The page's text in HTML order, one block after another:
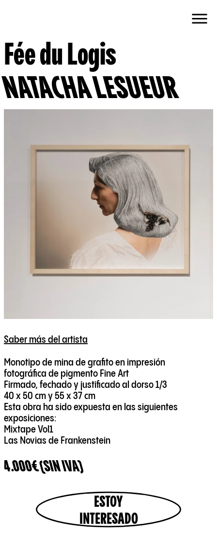
Fée du Logis
NATACHA LESUEUR
Saber más del artista
Monotipo de mina de grafito en impresión
fotográfica de pigmento Fine Art
Firmado, fechado y justificado al dorso 1/3
40 x 50 cm y 55 x 37 cm
Esta obra ha sido expuesta en las siguientes
exposiciones:
Mixtape Vol1
Las Novias de Frankenstein
4.000€ (SIN IVA)
ESTOY
INTERESADO